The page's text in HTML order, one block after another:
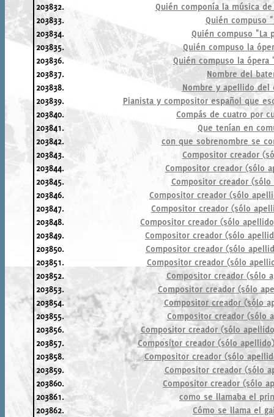
203832.
Quién componía la música
203833.
Quién compuso
203834.
Quién compuso "La
203835.
Quién compuso la
203836.
Quién compuso la
203837.
Nombre del
203838.
Nombre y apellido del
203839.
Pianista y compositor español que
203840.
Compás de cuatro por
203841.
Que tenían en
203842.
con que sobrenombre se
203843.
Compositor creador
203844.
Compositor creador (sólo
203845.
Compositor creador
203846.
Compositor creador (sólo
203847.
Compositor creador (sólo
203848.
Compositor creador (sólo
203849.
Compositor creador (sólo
203850.
Compositor creador (sólo
203851.
Compositor creador (sólo
203852.
Compositor creador (sólo
203853.
Compositor creador (sólo
203854.
Compositor creador (sólo
203855.
Compositor creador (sólo
203856.
Compositor creador (sólo
203857.
Compositor creador (sólo
203858.
Compositor creador (sólo
203859.
Compositor creador (sólo
203860.
Compositor creador (sólo
203861.
como se llamaba el
203862.
Cómo se llama el